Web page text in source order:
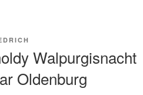
Walpurgisnacht
Oldenburg